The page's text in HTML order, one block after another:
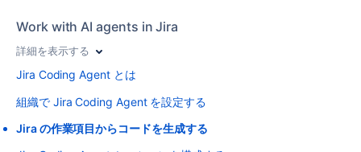
Work with AI agents in Jira
詳細を表示する
Jira Coding Agent とは
組織で Jira Coding Agent を設定する
Jira の作業項目からコードを生成する